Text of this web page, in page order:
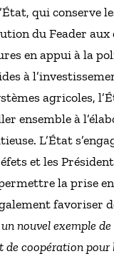
qui conserve
du Feader
en appui à la
à
agricoles,
ensemble à
L’État
et les
la prise
favoriser
nouvel exemple
coopération pour